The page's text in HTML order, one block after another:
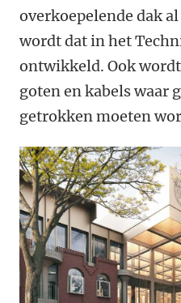
overkoepelende dak
wordt dat in het
ontwikkeld. Ook
goten en kabels waar
getrokken moeten